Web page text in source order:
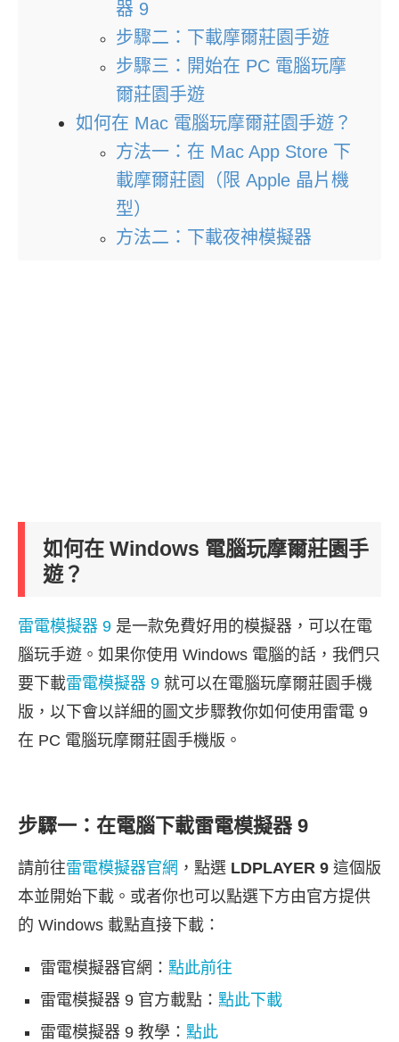
器 9
步驟二：下載摩爾莊園手遊
步驟三：開始在 PC 電腦玩摩
爾莊園手遊
如何在 Mac 電腦玩摩爾莊園手遊？
方法一：在 Mac App Store 下
載摩爾莊園（限 Apple 晶片機
型）
方法二：下載夜神模擬器
如何在 Windows 電腦玩摩爾莊園手
遊？
雷電模擬器 9 是一款免費好用的模擬器，可以在電
腦玩手遊。如果你使用 Windows 電腦的話，我們只
要下載雷電模擬器 9 就可以在電腦玩摩爾莊園手機
版，以下會以詳細的圖文步驟教你如何使用雷電 9
在 PC 電腦玩摩爾莊園手機版。
步驟一：在電腦下載雷電模擬器 9
請前往雷電模擬器官網 ，點選 LDPLAYER 9 這個版
本並開始下載。或者你也可以點選下方由官方提供
的 Windows 載點直接下載：
雷電模擬器官網： 點此前往
雷電模擬器 9 官方載點： 點此下載
雷電模擬器 9 教學： 點此